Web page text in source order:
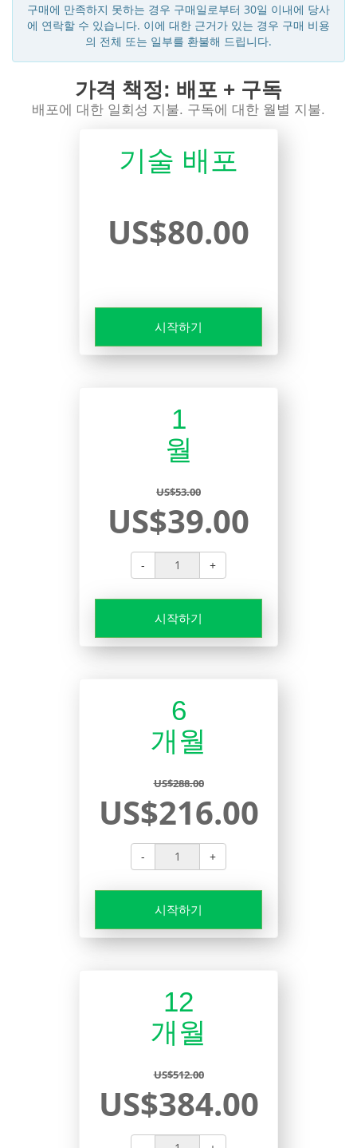
구매에 만족하지 못하는 경우 구매일로부터 30일 이내에 당사
에 연락할 수 있습니다. 이에 대한 근거가 있는 경우 구매 비용
의 전체 또는 일부를 환불해 드립니다.
가격 책정: 배포 + 구독
배포에 대한 일회성 지불. 구독에 대한 월별 지불.
기술 배포
US$80.00
시작하기
1
월
US$53.00
US$39.00
- +
시작하기
6
개월
US$288.00
US$216.00
- +
시작하기
12
개월
US$512.00
US$384.00